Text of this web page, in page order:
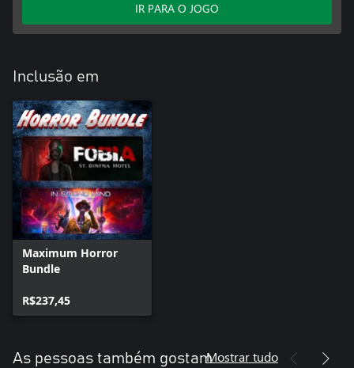
IR PARA O JOGO
Inclusão em
Maximum Horror
Bundle
R$237,45
As pessoas também gostamMostrar tudo